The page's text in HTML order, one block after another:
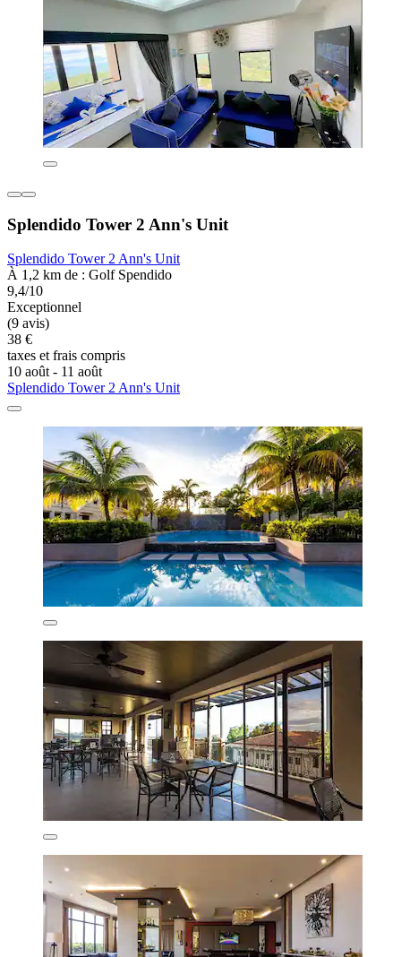
Splendido Tower 2 Ann's Unit
Splendido Tower 2 Ann's Unit
À 1,2 km de : Golf Spendido
9,4/10
Exceptionnel
(9 avis)
38 €
taxes et frais compris
10 août - 11 août
Splendido Tower 2 Ann's Unit